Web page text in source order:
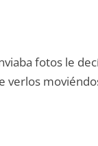
fotos le
verlos